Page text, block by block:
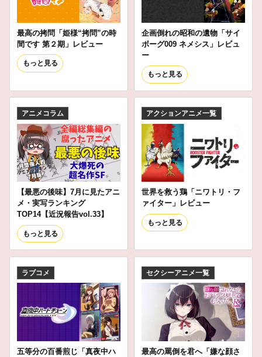
最高の拷問「姫様“拷問”の時
間です 第２期」レビュー
もっと見る
企画倒れの昭和の遺物「サイ
ボーグ009 ネメシス」レビュ
ー
もっと見る
アニメコラム
【最悪の後味】7月に見たアニ
メ・実写ランキング
TOP14【近況報告vol.33】
もっと見る
アクションアニメ一覧
世界を救う鶏「ニワトリ・フ
ァイター」レビュー
もっと見る
ラブコメ
五等分の百番煎じ「真夜中ハ
セクシーアニメ一覧
最高の罵倒を君へ「嫌な顔さ